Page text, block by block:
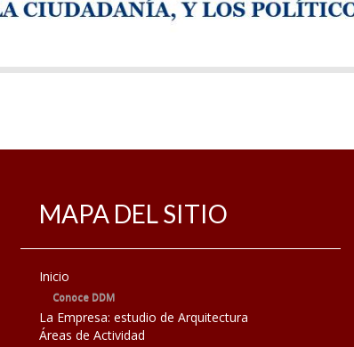
MAPA DEL SITIO
Inicio
Conoce DDM
La Empresa: estudio de Arquitectura
Áreas de Actividad